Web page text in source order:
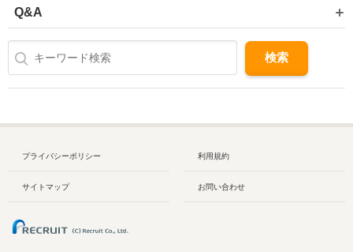
Q&A
プライバシーポリシー 利用規約
サイトマップ お問い合わせ